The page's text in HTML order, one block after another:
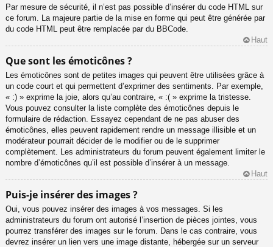
Par mesure de sécurité, il n’est pas possible d’insérer du code HTML sur
ce forum. La majeure partie de la mise en forme qui peut être générée par
du code HTML peut être remplacée par du BBCode.
Haut
Que sont les émoticônes ?
Les émoticônes sont de petites images qui peuvent être utilisées grâce à
un code court et qui permettent d’exprimer des sentiments. Par exemple,
« :) » exprime la joie, alors qu’au contraire, « :( » exprime la tristesse.
Vous pouvez consulter la liste complète des émoticônes depuis le
formulaire de rédaction. Essayez cependant de ne pas abuser des
émoticônes, elles peuvent rapidement rendre un message illisible et un
modérateur pourrait décider de le modifier ou de le supprimer
complètement. Les administrateurs du forum peuvent également limiter le
nombre d’émoticônes qu’il est possible d’insérer à un message.
Haut
Puis-je insérer des images ?
Oui, vous pouvez insérer des images à vos messages. Si les
administrateurs du forum ont autorisé l’insertion de pièces jointes, vous
pourrez transférer des images sur le forum. Dans le cas contraire, vous
devrez insérer un lien vers une image distante, hébergée sur un serveur